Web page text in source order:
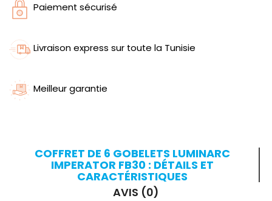
Paiement sécurisé
Livraison express sur toute la Tunisie
Meilleur garantie
COFFRET DE 6 GOBELETS LUMINARC
IMPERATOR FB30 : DÉTAILS ET
CARACTÉRISTIQUES
AVIS (0)